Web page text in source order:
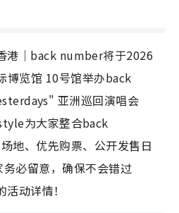
港｜back number将于2026
博览馆 10号馆举办back
亚洲巡回演唱会
为大家整合back
地、优先购票、公开发售日
必留意，确保不会错过
动详情！